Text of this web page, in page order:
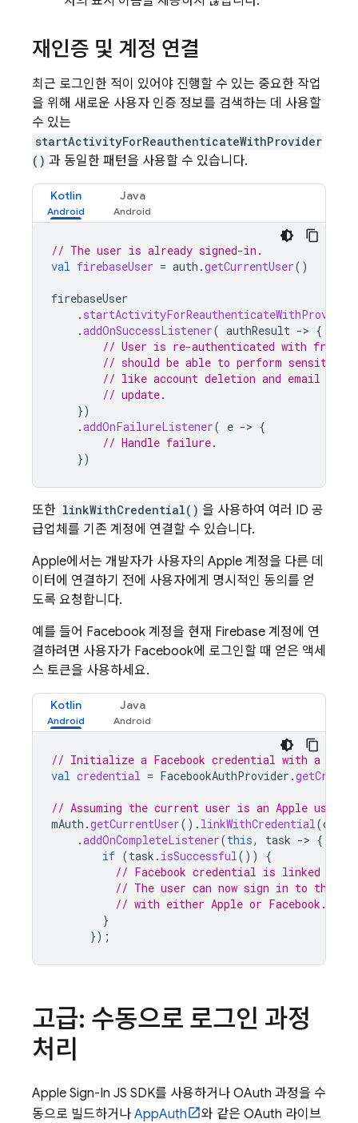
재인증 및 계정 연결
최근 로그인한 적이 있어야 진행할 수 있는 중요한 작업
을 위해 새로운 사용자 인증 정보를 검색하는 데 사용할
수 있는
startActivityForReauthenticateWithProvider
() 과 동일한 패턴을 사용할 수 있습니다.
Kotlin Java
// The user is already signed-in.
val firebaseUser = auth .getCurrentUser()
firebaseUser
. startActivityForReauthenticateWithProvider
.addOnSuccessListener( authResult -> {
// User is re-authenticated with fresh
// should be able to perform sensitive
// like account deletion and email or
// update.
})
.addOnFailureListener( e -> {
// Handle failure.
})
또한 linkWithCredential() 을 사용하여 여러 ID 공
급업체를 기존 계정에 연결할 수 있습니다.
Apple에서는 개발자가 사용자의 Apple 계정을 다른 데
이터에 연결하기 전에 사용자에게 명시적인 동의를 얻
도록 요청합니다.
예를 들어 Facebook 계정을 현재 Firebase 계정에 연
결하려면 사용자가 Facebook에 로그인할 때 얻은 액세
스 토큰을 사용하세요.
Kotlin Java
// Initialize a Facebook credential with a
val credential = FacebookAuthProvider .
// Assuming the current user is an Apple user
mAuth .getCurrentUser(). linkWithCredential(
.addOnCompleteListener(this, task -> {
if (task . isSuccessful())
{
// Facebook credential is linked to
// The user can now sign in to the
// with either Apple or Facebook.
}
});
고급: 수동으로 로그인 과정
처리
Apple Sign-In JS SDK를 사용하거나 OAuth 과정을 수
동으로 빌드하거나 AppAuth
와 같은 OAuth 라이브